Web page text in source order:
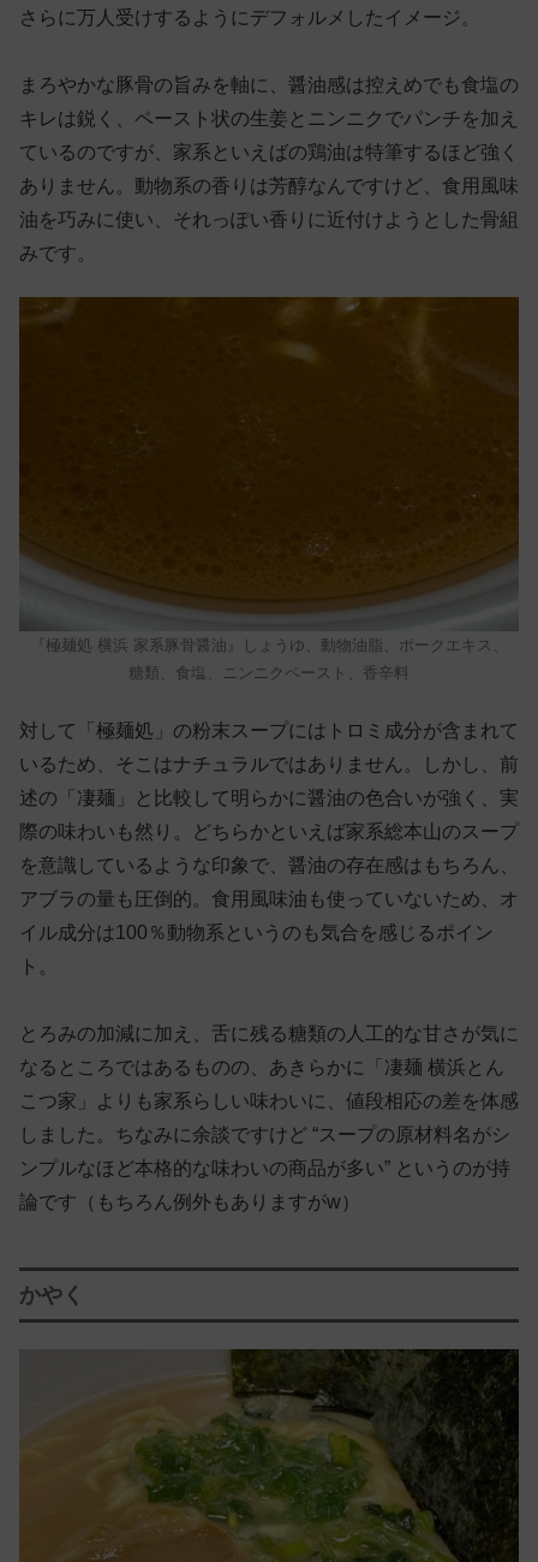
さらに万人受けするようにデフォルメしたイメージ。
まろやかな豚骨の旨みを軸に、醤油感は控えめでも食塩の
キレは鋭く、ペースト状の生姜とニンニクでパンチを加え
ているのですが、家系といえばの鶏油は特筆するほど強く
ありません。動物系の香りは芳醇なんですけど、食用風味
油を巧みに使い、それっぽい香りに近付けようとした骨組
みです。
『極麺処 横浜 家系豚骨醤油』しょうゆ、動物油脂、ポークエキス、
糖類、食塩、ニンニクペースト、香辛料
対して「極麺処」の粉末スープにはトロミ成分が含まれて
いるため、そこはナチュラルではありません。しかし、前
述の「凄麺」と比較して明らかに醤油の色合いが強く、実
際の味わいも然り。どちらかといえば家系総本山のスープ
を意識しているような印象で、醤油の存在感はもちろん、
アブラの量も圧倒的。食用風味油も使っていないため、オ
イル成分は100％動物系というのも気合を感じるポイン
ト。
とろみの加減に加え、舌に残る糖類の人工的な甘さが気に
なるところではあるものの、あきらかに「凄麺 横浜とん
こつ家」よりも家系らしい味わいに、値段相応の差を体感
しました。ちなみに余談ですけど “スープの原材料名がシ
ンプルなほど本格的な味わいの商品が多い” というのが持
論です（もちろん例外もありますがw）
かやく